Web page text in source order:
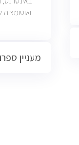
ואוטומציה
מעניין